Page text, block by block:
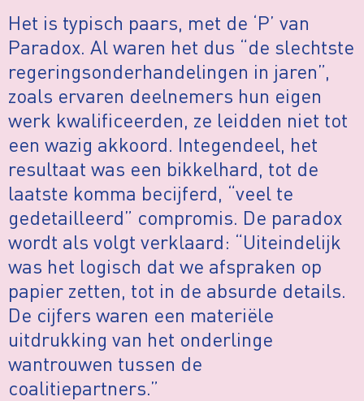
Het is typisch paars, met de ‘P’ van
Paradox. Al waren het dus “de slechtste
regeringsonderhandelingen in jaren”,
zoals ervaren deelnemers hun eigen
werk kwalificeerden, ze leidden niet tot
een wazig akkoord. Integendeel, het
resultaat was een bikkelhard, tot de
laatste komma becijferd, “veel te
gedetailleerd” compromis. De paradox
wordt als volgt verklaard: “Uiteindelijk
was het logisch dat we afspraken op
papier zetten, tot in de absurde details.
De cijfers waren een materiële
uitdrukking van het onderlinge
wantrouwen tussen de
coalitiepartners.”